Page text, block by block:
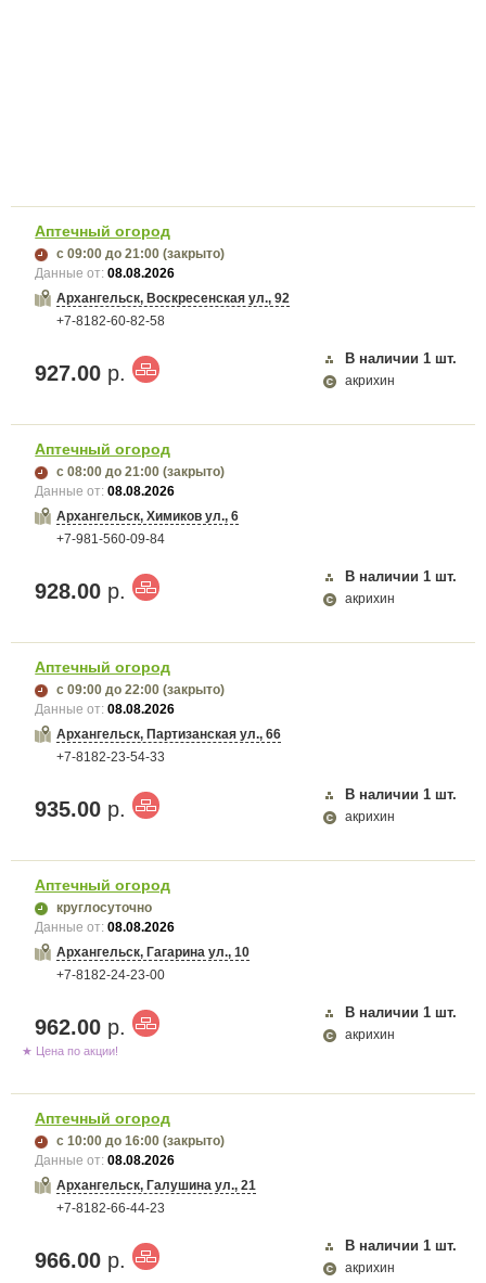
Аптечный огород
с 09:00 до 21:00 (закрыто)
Данные от:08.08.2026
Архангельск, Воскресенская ул., 92
+7-8182-60-82-58
927.00 р.
В наличии 1 шт.
акрихин
Аптечный огород
с 08:00 до 21:00 (закрыто)
Данные от:08.08.2026
Архангельск, Химиков ул., 6
+7-981-560-09-84
928.00 р.
В наличии 1 шт.
акрихин
Аптечный огород
с 09:00 до 22:00 (закрыто)
Данные от:08.08.2026
Архангельск, Партизанская ул., 66
+7-8182-23-54-33
935.00 р.
В наличии 1 шт.
акрихин
Аптечный огород
круглосуточно
Данные от:08.08.2026
Архангельск, Гагарина ул., 10
+7-8182-24-23-00
962.00 р.
В наличии 1 шт.
акрихин
★ Цена по акции!
Аптечный огород
с 10:00 до 16:00 (закрыто)
Данные от:08.08.2026
Архангельск, Галушина ул., 21
+7-8182-66-44-23
966.00 р.
В наличии 1 шт.
акрихин